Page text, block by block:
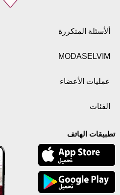
ألأسئلة المتكررة
MODASELVIM
عمليات الأعضاء
الفئات
تطبيقات الهاتف